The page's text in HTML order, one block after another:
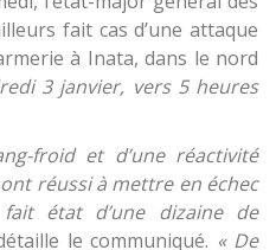
fait cas d’une attaque
à Inata, dans le nord
3 janvier, vers 5 heures
froid et d’une réactivité
réussi à mettre en échec
état d’une dizaine de
le communiqué. « De